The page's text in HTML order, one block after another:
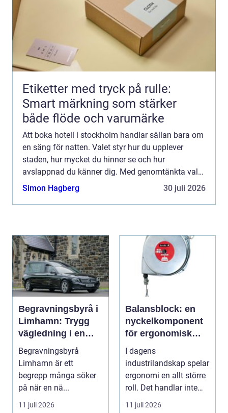
Etiketter med tryck på rulle:
Smart märkning som stärker
både flöde och varumärke
Att boka hotell i stockholm handlar sällan bara om
en säng för natten. Valet styr hur du upplever
staden, hur mycket du hinner se och hur
avslappnad du känner dig. Med genomtänkta val
kring läge, prisnivå och atmosfär går det att få en
Simon Hagberg 30 juli 2026
Begravningsbyrå i
Limhamn: Trygg
vägledning i en
svår tid
Begravningsbyrå
Limhamn är ett
begrepp många söker
på när en nä...
11 juli 2026
Balansblock: en
nyckelkomponent
för ergonomisk
effektivitet
I dagens
industrilandskap spelar
ergonomi en allt större
roll. Det handlar inte
bara om att skapa en...
11 juli 2026